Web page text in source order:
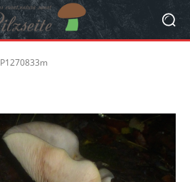
P1270833m